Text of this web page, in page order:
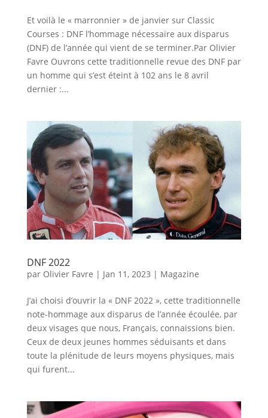
Et voilà le « marronnier » de janvier sur Classic
Courses : DNF l’hommage nécessaire aux disparus
(DNF) de l’année qui vient de se terminer.Par Olivier
Favre Ouvrons cette traditionnelle revue des DNF par
un homme qui s’est éteint à 102 ans le 8 avril
dernier :...
DNF 2022
par Olivier Favre | Jan 11, 2023 | Magazine
J’ai choisi d’ouvrir la « DNF 2022 », cette traditionnelle
note-hommage aux disparus de l’année écoulée, par
deux visages que nous, Français, connaissions bien.
Ceux de deux jeunes hommes séduisants et dans
toute la plénitude de leurs moyens physiques, mais
qui furent...